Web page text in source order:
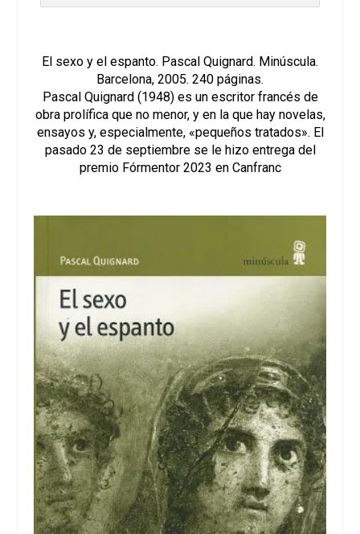
El sexo y el espanto. Pascal Quignard. Minúscula.
Barcelona, 2005. 240 páginas.
Pascal Quignard (1948) es un escritor francés de
obra prolífica que no menor, y en la que hay novelas,
ensayos y, especialmente, «pequeños tratados». El
pasado 23 de septiembre se le hizo entrega del
premio Fórmentor 2023 en Canfranc